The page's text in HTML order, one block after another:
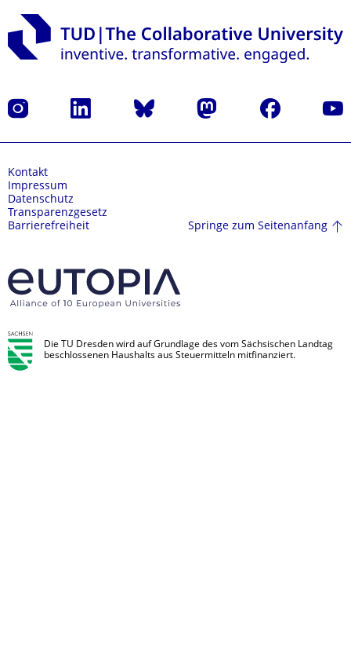
Instagram LinkedIn Bluesky Mastodon Facebook
Kontakt
Impressum
Datenschutz
Transparenzgesetz
Barrierefreiheit
Springe zum Seitenanfang
Die TU Dresden wird auf Grundlage des vom Sächsischen Landtag
beschlossenen Haushalts aus Steuermitteln mitfinanziert.